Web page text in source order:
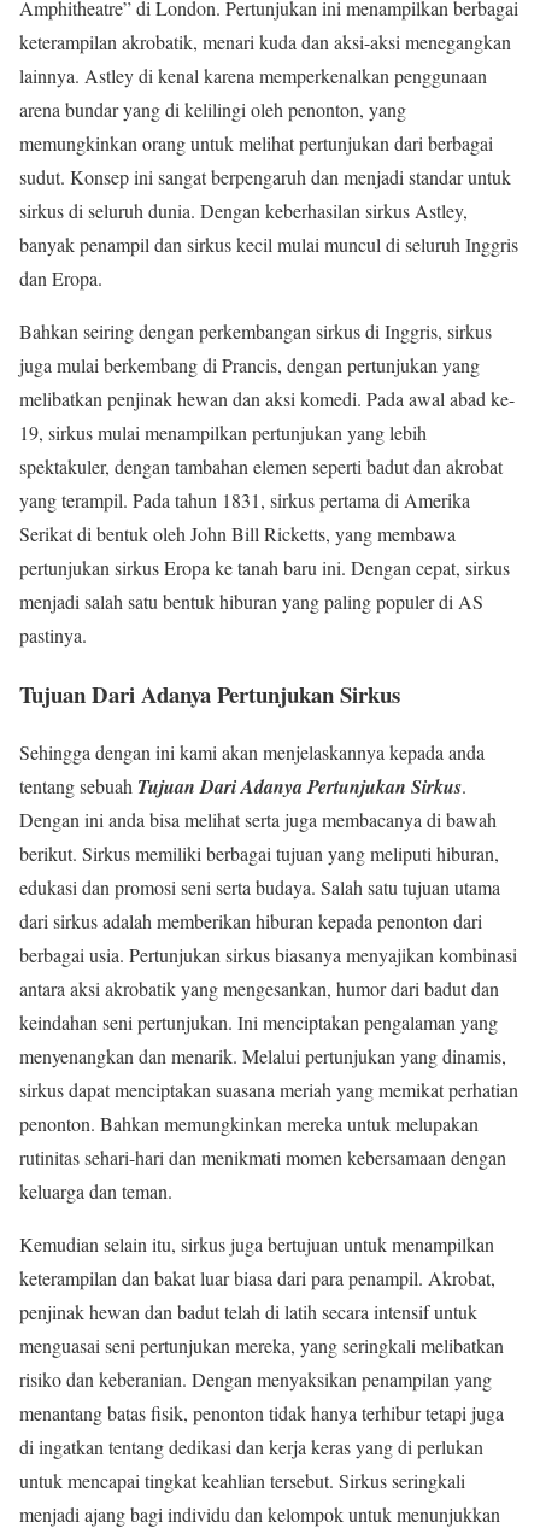
Amphitheatre” di London. Pertunjukan ini menampilkan berbagai
keterampilan akrobatik, menari kuda dan aksi-aksi menegangkan
lainnya. Astley di kenal karena memperkenalkan penggunaan
arena bundar yang di kelilingi oleh penonton, yang
memungkinkan orang untuk melihat pertunjukan dari berbagai
sudut. Konsep ini sangat berpengaruh dan menjadi standar untuk
sirkus di seluruh dunia. Dengan keberhasilan sirkus Astley,
banyak penampil dan sirkus kecil mulai muncul di seluruh Inggris
dan Eropa.
Bahkan seiring dengan perkembangan sirkus di Inggris, sirkus
juga mulai berkembang di Prancis, dengan pertunjukan yang
melibatkan penjinak hewan dan aksi komedi. Pada awal abad ke-
19, sirkus mulai menampilkan pertunjukan yang lebih
spektakuler, dengan tambahan elemen seperti badut dan akrobat
yang terampil. Pada tahun 1831, sirkus pertama di Amerika
Serikat di bentuk oleh John Bill Ricketts, yang membawa
pertunjukan sirkus Eropa ke tanah baru ini. Dengan cepat, sirkus
menjadi salah satu bentuk hiburan yang paling populer di AS
pastinya.
Tujuan Dari Adanya Pertunjukan Sirkus
Sehingga dengan ini kami akan menjelaskannya kepada anda
tentang sebuah Tujuan Dari Adanya Pertunjukan Sirkus.
Dengan ini anda bisa melihat serta juga membacanya di bawah
berikut. Sirkus memiliki berbagai tujuan yang meliputi hiburan,
edukasi dan promosi seni serta budaya. Salah satu tujuan utama
dari sirkus adalah memberikan hiburan kepada penonton dari
berbagai usia. Pertunjukan sirkus biasanya menyajikan kombinasi
antara aksi akrobatik yang mengesankan, humor dari badut dan
keindahan seni pertunjukan. Ini menciptakan pengalaman yang
menyenangkan dan menarik. Melalui pertunjukan yang dinamis,
sirkus dapat menciptakan suasana meriah yang memikat perhatian
penonton. Bahkan memungkinkan mereka untuk melupakan
rutinitas sehari-hari dan menikmati momen kebersamaan dengan
keluarga dan teman.
Kemudian selain itu, sirkus juga bertujuan untuk menampilkan
keterampilan dan bakat luar biasa dari para penampil. Akrobat,
penjinak hewan dan badut telah di latih secara intensif untuk
menguasai seni pertunjukan mereka, yang seringkali melibatkan
risiko dan keberanian. Dengan menyaksikan penampilan yang
menantang batas fisik, penonton tidak hanya terhibur tetapi juga
di ingatkan tentang dedikasi dan kerja keras yang di perlukan
untuk mencapai tingkat keahlian tersebut. Sirkus seringkali
menjadi ajang bagi individu dan kelompok untuk menunjukkan